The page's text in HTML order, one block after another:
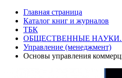
Главная страница
Каталог книг и журналов
ТБК
ОБЩЕСТВЕННЫЕ
Управление (менеджмент)
Основы управления